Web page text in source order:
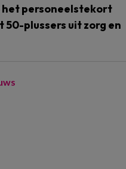
het personeelstekort
50-plussers uit zorg en